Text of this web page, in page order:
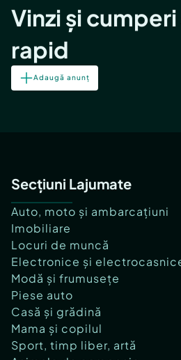
Vinzi și
rapid
Adaugă anunț
Secțiuni Lajumate
Auto, moto și ambarcațiuni
Imobiliare
Locuri de muncă
Electronice și
Modă și frumusețe
Piese auto
Casă și grădină
Mama și copilul
Sport, timp liber, artă